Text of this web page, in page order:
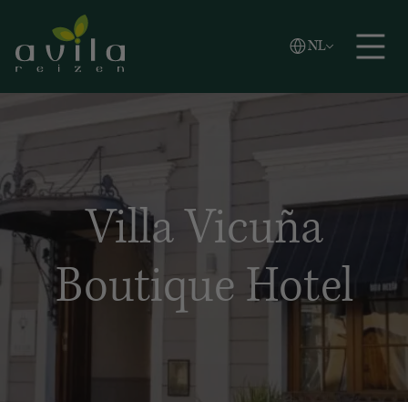
Zoeken
NL
Vlaams
English
Villa Vicuña
Boutique Hotel